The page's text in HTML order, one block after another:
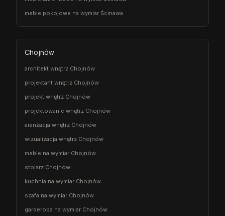
meble pokojowe na wymiar Ścinawa
Chojnów
architekt wnętrz Chojnów
projektant wnętrz Chojnów
projekt wnętrz Chojnów
projektowanie wnętrz Chojnów
aranżacja wnętrz Chojnów
wizualizacja wnętrz Chojnów
meble na wymiar Chojnów
stolarz Chojnów
kuchnia na wymiar Chojnów
szafa na wymiar Chojnów
garderoba na wymiar Chojnów